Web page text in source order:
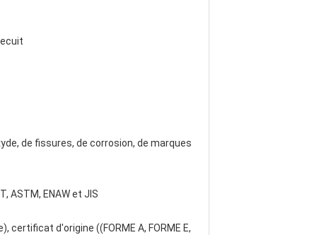
de fissures, de corrosion, de marques
ASTM, ENAW et JIS
certificat d'origine ((FORME A, FORME E,